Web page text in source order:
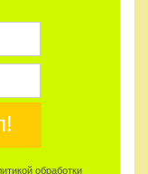
обработки